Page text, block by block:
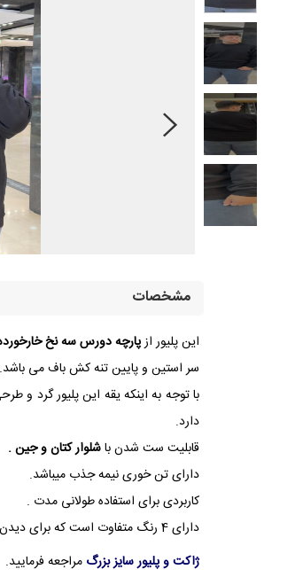
مشخصات
این پلیور ازپارچه دورس سه نخ
سر استین و پایین تنه کش باف می باشد.
با توجه به اینکه یقه این پلیور گرد و
دارد.
قابلیت ست شدن باشلوار کتان و جین .
دارای تن خوری نیمه جذب میباشد.
کاربردی برای استفاده طولانی مدت .
دارای 4 رنگ متفاوت است که برای دیدن رنگ های این محصول میتوانید به منوی
ژاکت و پلیور سایز بزرگ مراجعه فرمایید.